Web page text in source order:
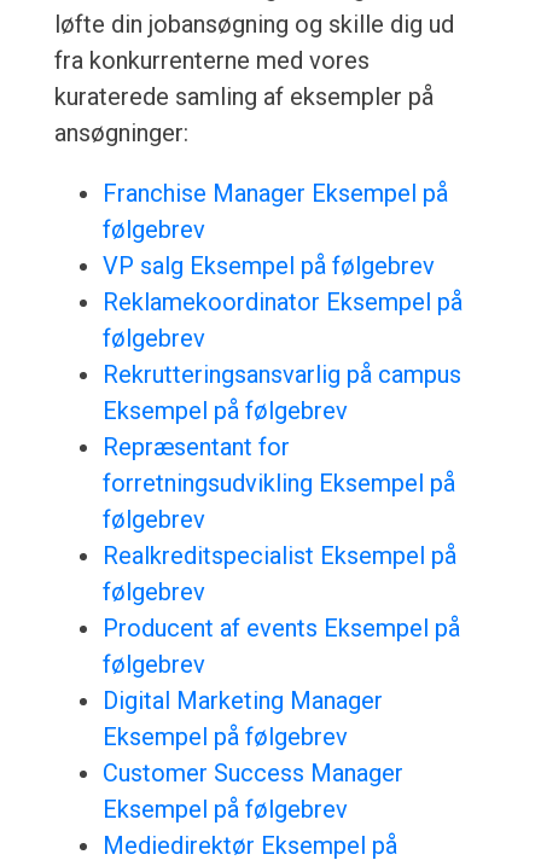
løfte din jobansøgning og skille dig ud
fra konkurrenterne med vores
kuraterede samling af eksempler på
ansøgninger:
Franchise Manager Eksempel på
følgebrev
VP salg Eksempel på følgebrev
Reklamekoordinator Eksempel på
følgebrev
Rekrutteringsansvarlig på campus
Eksempel på følgebrev
Repræsentant for
forretningsudvikling Eksempel på
følgebrev
Realkreditspecialist Eksempel på
følgebrev
Producent af events Eksempel på
følgebrev
Digital Marketing Manager
Eksempel på følgebrev
Customer Success Manager
Eksempel på følgebrev
Mediedirektør Eksempel på